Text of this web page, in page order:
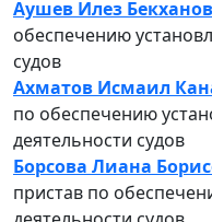
Аушев Илез
обеспечению
судов
Ахматов Исмаил
по обеспечению
деятельности судов
Борсова Лиана
пристав по